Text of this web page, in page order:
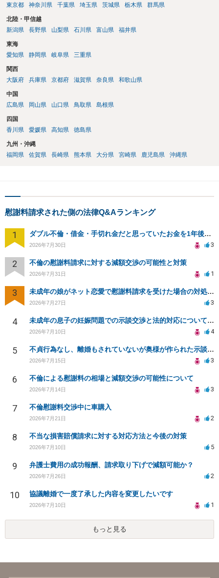
東京都
神奈川県 千葉県 埼玉県 茨城県 栃木県 群馬県
北陸・甲信越
新潟県
長野県 山梨県 石川県 富山県 福井県
東海
愛知県
静岡県 岐阜県 三重県
関西
大阪府
兵庫県 京都府 滋賀県 奈良県 和歌山県
中国
広島県
岡山県 山口県 鳥取県 島根県
四国
香川県
愛媛県 高知県 徳島県
九州・沖縄
福岡県
佐賀県 長崎県 熊本県 大分県 宮崎県 鹿児島県 沖縄県
慰謝料請求された側の法律Q&Aランキング
1 ダブル不倫・借金・手切れ金だと思っていたお金を1年後いまさら脅迫罪として通知書が来てまとめて請求
2026年7月30日 3
2 不倫の慰謝料請求に対する減額交渉の可能性と対策
2026年7月31日 1
3 未成年の娘がネット恋愛で慰謝料請求を受けた場合の対処法は？
2026年7月27日 3
4 未成年の息子の妊娠問題での示談交渉と法的対応について相談
2026年7月10日 4
5 不貞行為なし、離婚もされていないが奥様が作られた示談書にサインをしてしまいました。効力はありますか？
2026年7月15日 3
6 不倫による慰謝料の相場と減額交渉の可能性について
2026年7月14日 3
7 不倫慰謝料交渉中に車購入
2026年7月21日 2
8 不当な損害賠償請求に対する対応方法と今後の対策
2026年7月10日 5
9 弁護士費用の成功報酬、請求取り下げで減額可能か？
2026年7月26日 2
10 協議離婚で一度了承した内容を変更したいです
2026年7月10日 1
もっと見る